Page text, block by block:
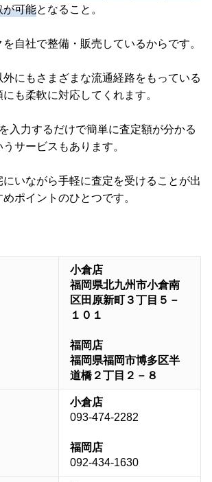
が可能となること。
自社で整備・販売しているからです。
にもさまざまな流通経路をもっている
も柔軟に対応してくれます。
入力するだけで簡単に査定額が分かる
うサービスもあります。
いながら手軽に査定を受けることが出
ポイントのひとつです。
小倉店
福岡県北九州市小倉南
区田原新町３丁目５－
１０１
福岡店
福岡県福岡市博多区半
道橋２丁目２－８
小倉店
093-474-2282
福岡店
092-434-1630